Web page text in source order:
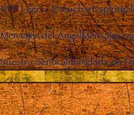
Leer Escuchar
del ÁngelMensajes
Nuestra SeñoraIntimidad con